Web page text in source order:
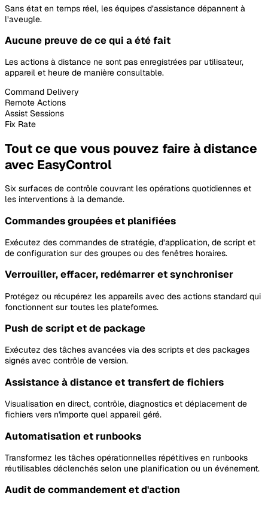
Sans état en temps réel, les équipes d’assistance dépannent à
l’aveugle.
Aucune preuve de ce qui a été fait
Les actions à distance ne sont pas enregistrées par utilisateur,
appareil et heure de manière consultable.
Command Delivery
Remote Actions
Assist Sessions
Fix Rate
Tout ce que vous pouvez faire à distance
avec EasyControl
Six surfaces de contrôle couvrant les opérations quotidiennes et
les interventions à la demande.
Commandes groupées et planifiées
Exécutez des commandes de stratégie, d’application, de script et
de configuration sur des groupes ou des fenêtres horaires.
Verrouiller, effacer, redémarrer et synchroniser
Protégez ou récupérez les appareils avec des actions standard qui
fonctionnent sur toutes les plateformes.
Push de script et de package
Exécutez des tâches avancées via des scripts et des packages
signés avec contrôle de version.
Assistance à distance et transfert de fichiers
Visualisation en direct, contrôle, diagnostics et déplacement de
fichiers vers n'importe quel appareil géré.
Automatisation et runbooks
Transformez les tâches opérationnelles répétitives en runbooks
réutilisables déclenchés selon une planification ou un événement.
Audit de commandement et d'action